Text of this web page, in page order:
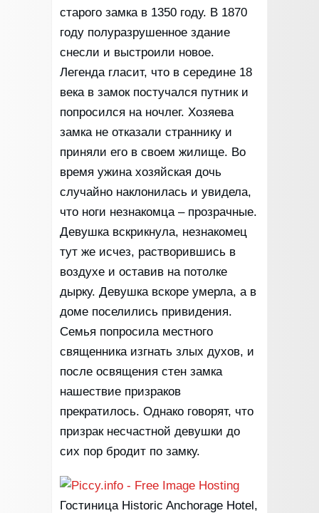
старого замка в 1350 году. В 1870
году полуразрушенное здание
снесли и выстроили новое.
Легенда гласит, что в середине 18
века в замок постучался путник и
попросился на ночлег. Хозяева
замка не отказали страннику и
приняли его в своем жилище. Во
время ужина хозяйская дочь
случайно наклонилась и увидела,
что ноги незнакомца – прозрачные.
Девушка вскрикнула, незнакомец
тут же исчез, растворившись в
воздухе и оставив на потолке
дырку. Девушка вскоре умерла, а в
доме поселились привидения.
Семья попросила местного
священника изгнать злых духов, и
после освящения стен замка
нашествие призраков
прекратилось. Однако говорят, что
призрак несчастной девушки до
сих пор бродит по замку.
Гостиница Historic Anchorage Hotel,